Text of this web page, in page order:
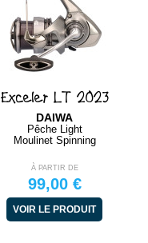
Exceler LT 2023
DAIWA
Pêche Light
Moulinet Spinning
À PARTIR DE
99,00 €
VOIR LE PRODUIT